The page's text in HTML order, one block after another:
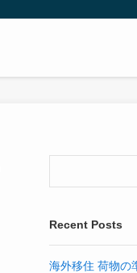
Recent Posts
海外移住 荷物の